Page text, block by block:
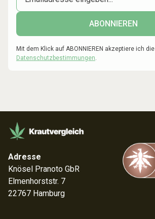
Mit dem Klick auf ABONNIEREN akzeptiere ich die
Datenschutzbestimmungen
Adresse
Knösel Pranoto GbR
Elmenhorststr. 7
22767 Hamburg